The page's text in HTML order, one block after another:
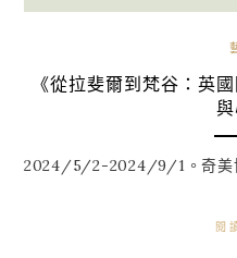
《從拉斐爾到梵谷：英
2024/5/2-2024/9/1。奇美
閱